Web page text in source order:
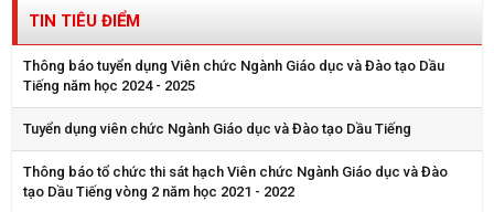
TIN TIÊU ĐIỂM
Thông báo tuyển dụng Viên chức Ngành Giáo dục và Đào tạo Dầu
Tiếng năm học 2024 - 2025
Tuyển dụng viên chức Ngành Giáo dục và Đào tạo Dầu Tiếng
Thông báo tổ chức thi sát hạch Viên chức Ngành Giáo dục và Đào
tạo Dầu Tiếng vòng 2 năm học 2021 - 2022